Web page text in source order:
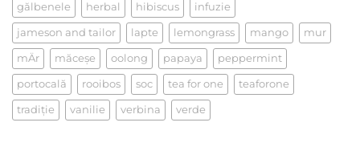
gălbenele herbal hibiscus infuzie
jameson and tailor lapte lemongrass mango mur
mÄr măceşe oolong papaya peppermint
portocală rooibos soc tea for one teaforone
tradiţie vanilie verbina verde